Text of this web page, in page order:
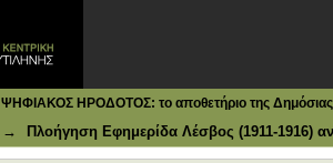
ΨΗΦΙΑΚΟΣ ΗΡΟΔΟΤΟΣ: το αποθετήριο της Δημόσιας
→ Πλοήγηση Εφημερίδα Λέσβος (1911-1916)